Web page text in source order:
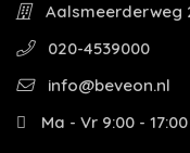
Aalsmeerderweg
020-4539000
info@beveon.nl
Ma - Vr 9:00 -